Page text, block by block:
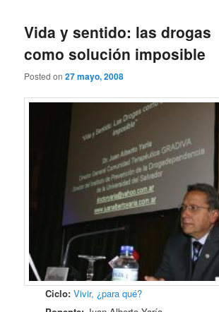
Vida y sentido: las drogas
como solución imposible
Posted on27 mayo, 2008
Ciclo: Vivir, ¿para qué?